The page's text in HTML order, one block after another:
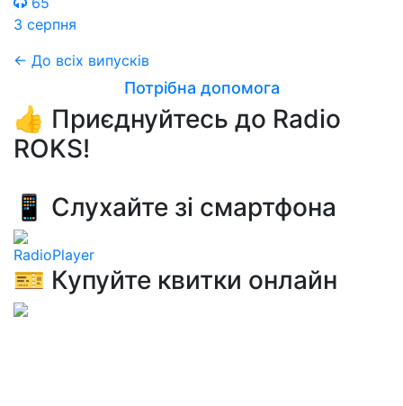
3 серпня
← До всіх випусків
Потрібна допомога
👍 Приєднуйтесь до Radio
ROKS!
📱 Слухайте зі смартфона
RadioPlayer
🎫 Купуйте квитки онлайн